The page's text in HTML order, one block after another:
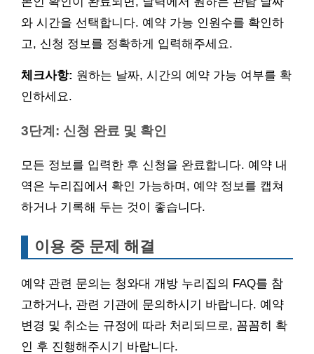
와 시간을 선택합니다. 예약 가능 인원수를 확인하
고, 신청 정보를 정확하게 입력해주세요.
체크사항: 원하는 날짜, 시간의 예약 가능 여부를 확
인하세요.
3단계: 신청 완료 및 확인
모든 정보를 입력한 후 신청을 완료합니다. 예약 내
역은 누리집에서 확인 가능하며, 예약 정보를 캡쳐
하거나 기록해 두는 것이 좋습니다.
이용 중 문제 해결
예약 관련 문의는 청와대 개방 누리집의 FAQ를 참
고하거나, 관련 기관에 문의하시기 바랍니다. 예약
변경 및 취소는 규정에 따라 처리되므로, 꼼꼼히 확
인 후 진행해주시기 바랍니다.